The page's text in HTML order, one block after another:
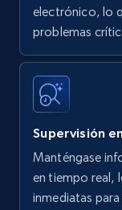
upc numbers
Title, Seller
price,
35.3K+
Amazon
electrónico, lo
problemas
Supervisión
Manténgase
en tiempo real,
inmediatas